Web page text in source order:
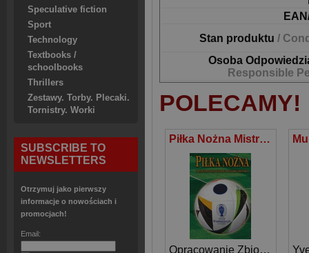
Speculative fiction
Sport
Technology
Textbooks /
schoolbooks
Thrillers
Zestawy. Torby. Plecaki.
Tornistry. Worki
SUBSCRIBE TO
NEWSLETTERS
Otrzymuj jako pierwszy
informacje o nowościach i
promocjach!
Email:
Stan produktu /
Osoba
Responsible
POLECAMY!
Piłka Nożna Mistrzostwa, legendy, puchary, historia
Opracowanie Zbiorowe